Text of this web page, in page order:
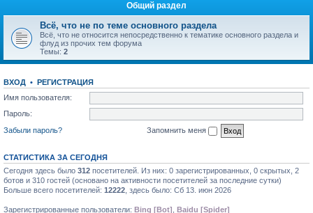
Общий раздел
Всё, что не по теме основного раздела
Всё, что не относится непосредственно к тематике основного раздела и
флуд из прочих тем форума
Темы: 2
ВХОД • РЕГИСТРАЦИЯ
Имя пользователя:
Пароль:
Забыли пароль?
Запомнить меня
СТАТИСТИКА ЗА СЕГОДНЯ
Сегодня здесь было 312 посетителей. Из них: 0 зарегистрированных, 0 скрытых, 2
ботов и 310 гостей (основано на активности посетителей за последние сутки)
Больше всего посетителей: 12222 , здесь было: Сб 13. июн 2026
Зарегистрированные пользователи: Bing [Bot] Baidu [Spider]